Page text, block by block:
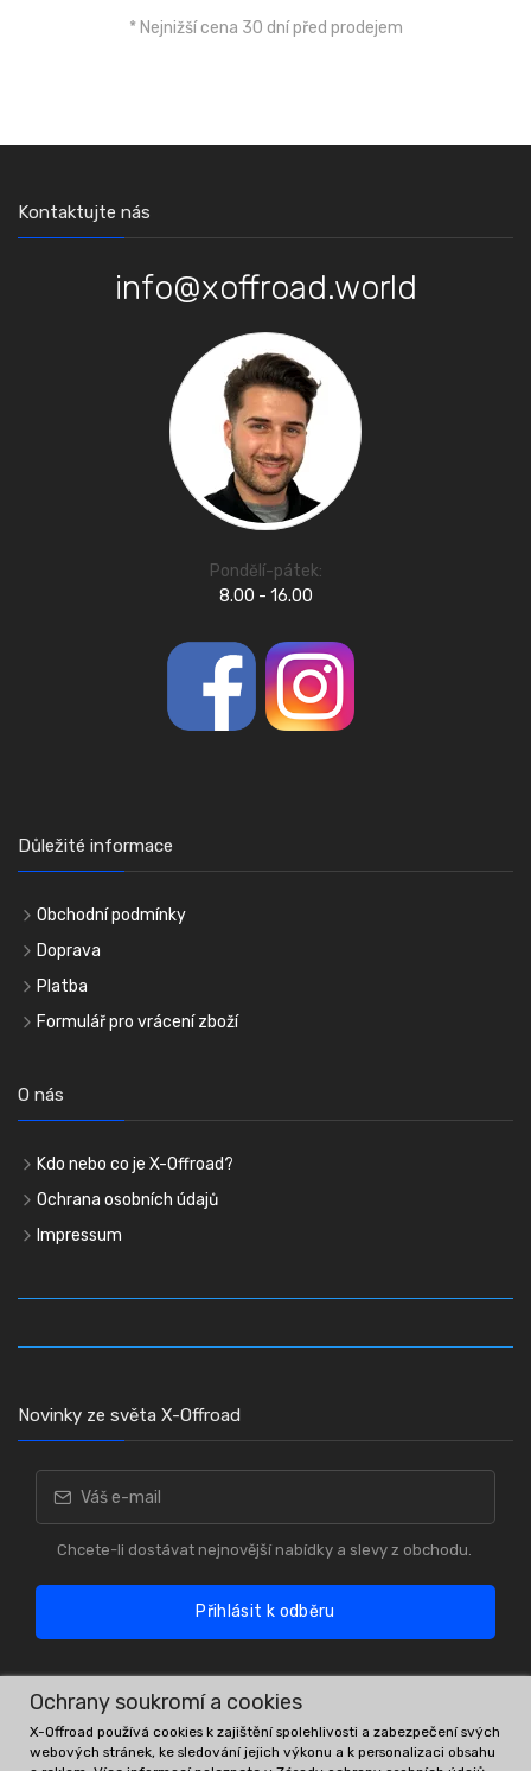
* Nejnižší cena 30 dní před prodejem
Kontaktujte nás
info@xoffroad.world
Pondělí-pátek:
8.00 - 16.00
Důležité informace
Obchodní podmínky
Doprava
Platba
Formulář pro vrácení zboží
O nás
Kdo nebo co je X-Offroad?
Ochrana osobních údajů
Impressum
Novinky ze světa X-Offroad
Chcete-li dostávat nejnovější nabídky a slevy z obchodu.
Přihlásit k odběru
Ochrany soukromí a cookies
X-Offroad používá cookies k zajištění spolehlivosti a zabezpečení svých
webových stránek, ke sledování jejich výkonu a k personalizaci obsahu